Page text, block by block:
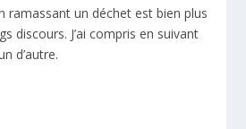
ramassant un déchet est bien plus
discours. J’ai compris en suivant
d’autre.